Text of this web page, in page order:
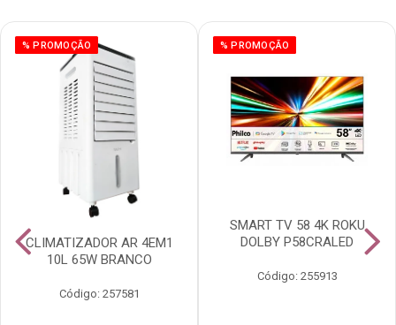
% PROMOÇÃO
CLIMATIZADOR AR 4EM1
10L 65W BRANCO
Código: 257581
% PROMOÇÃO
SMART TV 58 4K ROKU
DOLBY P58CRALED
Código: 255913